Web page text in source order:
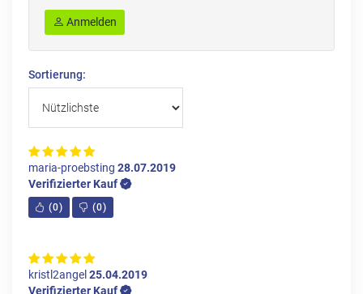
Anmelden
Sortierung:
maria-proebsting 28.07.2019
Verifizierter Kauf
(0) (0)
kristl2angel 25.04.2019